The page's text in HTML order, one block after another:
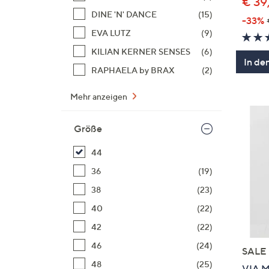
DINE 'N' DANCE
(15)
EVA LUTZ
(9)
KILIAN KERNER SENSES
(6)
RAPHAELA by BRAX
(2)
Mehr anzeigen
Größe
44
36
(19)
38
(23)
40
(22)
42
(22)
46
(24)
48
(25)
-33%
In
SALE